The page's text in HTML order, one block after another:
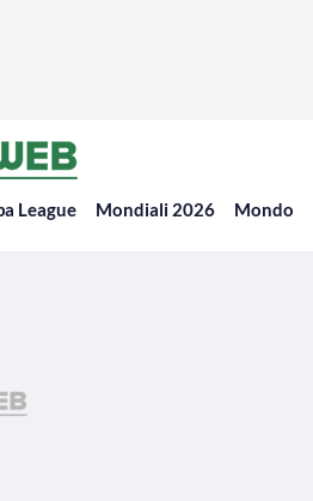
League Mondiali 2026 Mondo